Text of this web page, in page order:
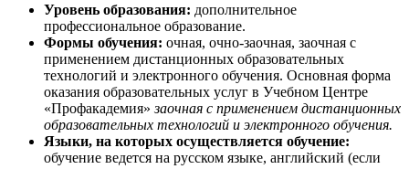
Уровень образования: дополнительное
профессиональное образование.
Формы обучения: очная, очно-заочная, заочная с
применением дистанционных образовательных
технологий и электронного обучения. Основная форма
оказания образовательных услуг в Учебном Центре
«Профакадемия»заочная с применением дистанционных
образовательных технологий и электронного обучения.
Языки, на которых осуществляется обучение:
обучение ведется на русском языке, английский (если